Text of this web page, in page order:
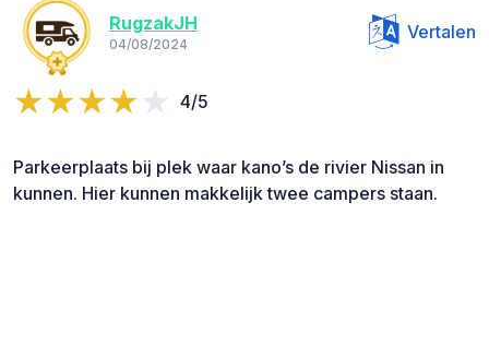
RugzakJH
04/08/2024
Vertalen
4/5
Parkeerplaats bij plek waar kano’s de rivier Nissan in
kunnen. Hier kunnen makkelijk twee campers staan.